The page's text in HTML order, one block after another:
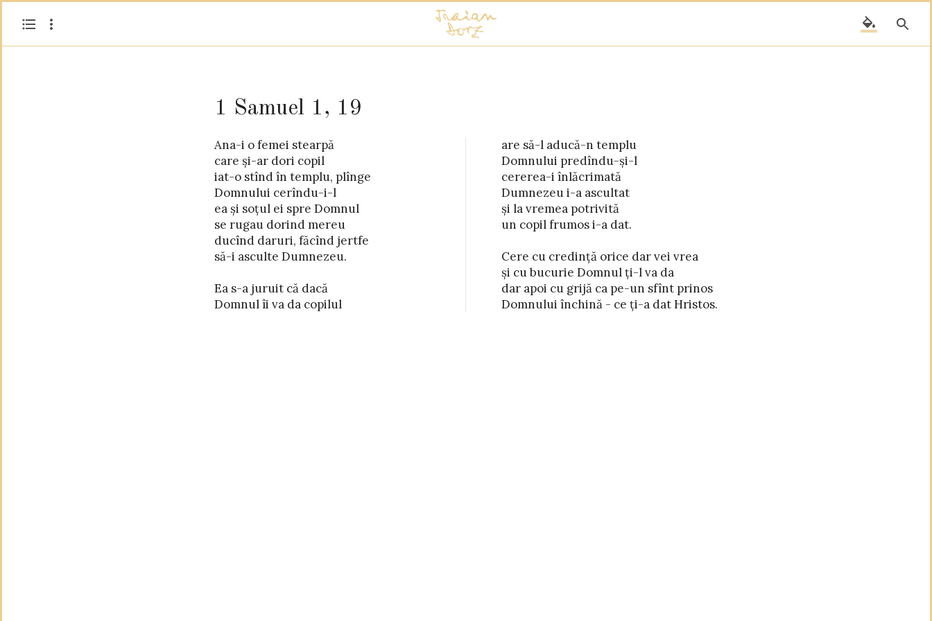
1 Samuel 1, 19
Ana-i o femei stearpă
care și-ar dori copil
iat-o stînd în templu, plînge
Domnului cerîndu-i-l
ea și soțul ei spre Domnul
se rugau dorind mereu
ducînd daruri, făcînd jertfe
să-i asculte Dumnezeu.
Ea s-a juruit că dacă
Domnul îi va da copilul
are să-l aducă-n templu
Domnului predîndu-și-l
cererea-i înlăcrimată
Dumnezeu i-a ascultat
și la vremea potrivită
un copil frumos i-a dat.
Cere cu credință orice dar vei vrea
dar apoi cu grijă ca pe-un sfînt prinos